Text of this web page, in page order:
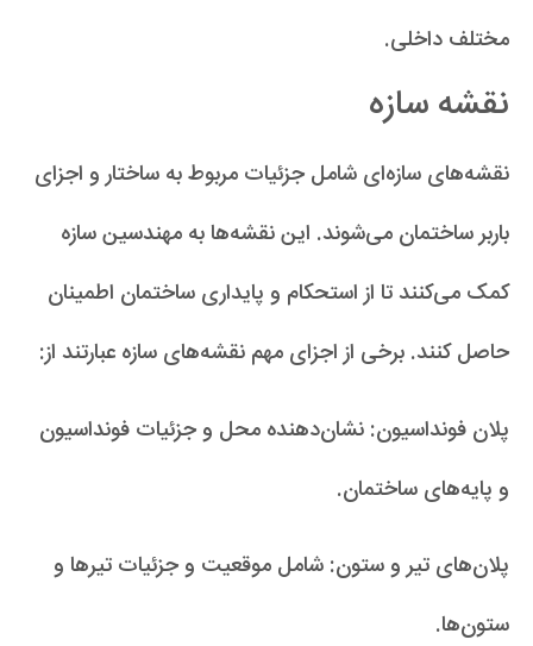
مختلف داخلی.
نقشه سازه
نقشه‌های سازه‌ای شامل جزئیات مربوط به ساختار و اجزای
باربر ساختمان می‌شوند. این نقشه‌ها به مهندسین سازه
کمک می‌کنند تا از استحکام و پایداری ساختمان اطمینان
حاصل کنند. برخی از اجزای مهم نقشه‌های سازه عبارتند از:
پلان فونداسیون: نشان‌دهنده محل و جزئیات فونداسیون
و پایه‌های ساختمان.
پلان‌های تیر و ستون: شامل موقعیت و جزئیات تیرها و
ستون‌ها.